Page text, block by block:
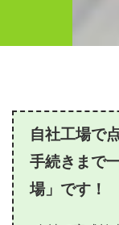
自社工場で
手続きまで
場」です！